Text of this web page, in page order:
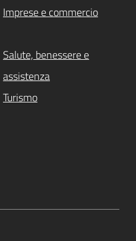
Imprese e commercio
Salute, benessere e
assistenza
Turismo